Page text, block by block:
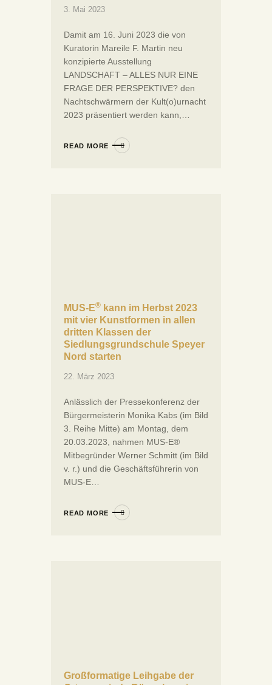
3. Mai 2023
Damit am 16. Juni 2023 die von
Kuratorin Mareile F. Martin neu
konzipierte Ausstellung
LANDSCHAFT – ALLES NUR EINE
FRAGE DER PERSPEKTIVE? den
Nachtschwärmern der Kult(o)urnacht
2023 präsentiert werden kann,…
READ MORE
MUS-E® kann im Herbst 2023
mit vier Kunstformen in allen
dritten Klassen der
Siedlungsgrundschule Speyer
Nord starten
22. März 2023
Anlässlich der Pressekonferenz der
Bürgermeisterin Monika Kabs (im Bild
3. Reihe Mitte) am Montag, dem
20.03.2023, nahmen MUS-E®
Mitbegründer Werner Schmitt (im Bild
v. r.) und die Geschäftsführerin von
MUS-E…
READ MORE
Großformatige Leihgabe der